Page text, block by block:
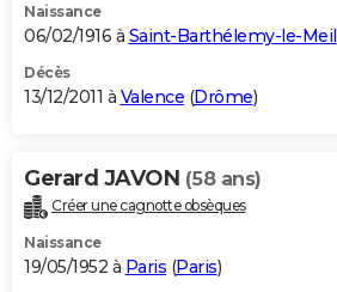
Naissance
06/02/1916 à Saint-Barthélemy-le-Meil
Décès
13/12/2011 à Valence (Drôme)
Gerard JAVON (58 ans)
Créer une cagnotte obsèques
Naissance
19/05/1952 à Paris (Paris)